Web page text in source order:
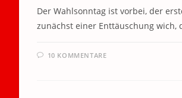
Der Wahlsonntag ist vorbei, der
zunächst einer Enttäuschung
10 KOMMENTARE